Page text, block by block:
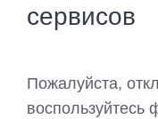
сервисов
Пожалуйста,